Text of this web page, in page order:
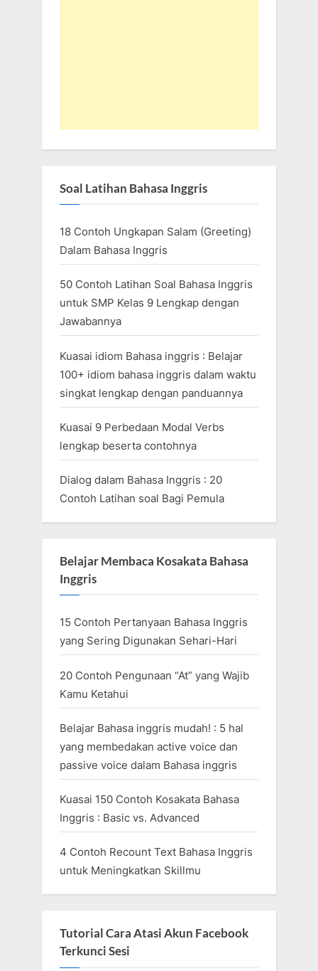
Soal Latihan Bahasa Inggris
18 Contoh Ungkapan Salam (Greeting)
Dalam Bahasa Inggris
50 Contoh Latihan Soal Bahasa Inggris
untuk SMP Kelas 9 Lengkap dengan
Jawabannya
Kuasai idiom Bahasa inggris : Belajar
100+ idiom bahasa inggris dalam waktu
singkat lengkap dengan panduannya
Kuasai 9 Perbedaan Modal Verbs
lengkap beserta contohnya
Dialog dalam Bahasa Inggris : 20
Contoh Latihan soal Bagi Pemula
Belajar Membaca Kosakata Bahasa
Inggris
15 Contoh Pertanyaan Bahasa Inggris
yang Sering Digunakan Sehari-Hari
20 Contoh Pengunaan “At” yang Wajib
Kamu Ketahui
Belajar Bahasa inggris mudah! : 5 hal
yang membedakan active voice dan
passive voice dalam Bahasa inggris
Kuasai 150 Contoh Kosakata Bahasa
Inggris : Basic vs. Advanced
4 Contoh Recount Text Bahasa Inggris
untuk Meningkatkan Skillmu
Tutorial Cara Atasi Akun Facebook
Terkunci Sesi